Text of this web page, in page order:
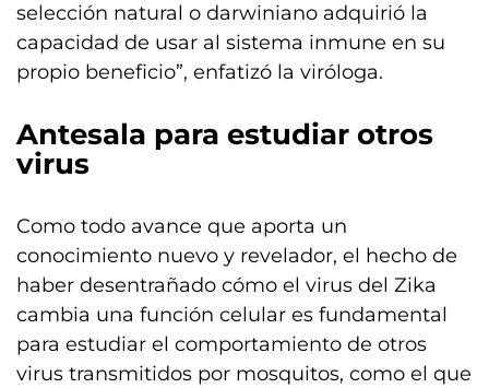
selección natural o darwiniano adquirió la
capacidad de usar al sistema inmune en su
propio beneficio”, enfatizó la viróloga.
Antesala para estudiar otros
virus
Como todo avance que aporta un
conocimiento nuevo y revelador, el hecho de
haber desentrañado cómo el virus del Zika
cambia una función celular es fundamental
para estudiar el comportamiento de otros
virus transmitidos por mosquitos, como el que